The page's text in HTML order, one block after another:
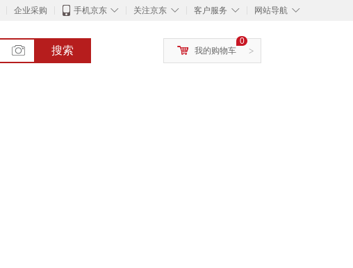
企业采购 ◇
手机京东 ◇
关注京东 ◇
客户服务 ◇
网站导航
搜索 >
0
我的购物车